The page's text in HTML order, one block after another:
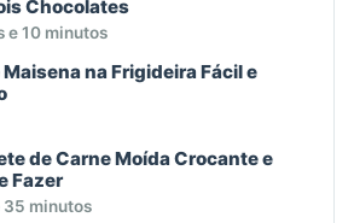
Chocolates
e 10 minutos
Maisena na Frigideira Fácil e
de Carne Moída Crocante e
Fazer
35 minutos